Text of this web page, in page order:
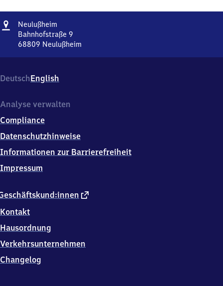
Adresse
Neulußheim
Bahnhofstraße 9
68809 Neulußheim
9,
6
8
9
Neulußheim
DeutschEnglish
externer
Kontakt
Hausordnung
Verkehrsunternehmen
Changelog
Analyse verwalten
Compliance
Datenschutzhinweise
Informationen zur Barrierefreiheit
Impressum